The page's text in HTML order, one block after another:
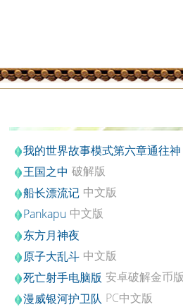
我的世界故事模式第六章通往神
秘国度的传送门
王国之中 破解版
船长漂流记 中文版
Pankapu 中文版
东方月神夜
原子大乱斗 中文版
死亡射手电脑版 安卓破解金币版
v1.0.2
漫威银河护卫队 PC中文版